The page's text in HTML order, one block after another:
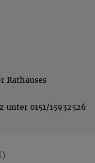
Rathauses
0151/15932526